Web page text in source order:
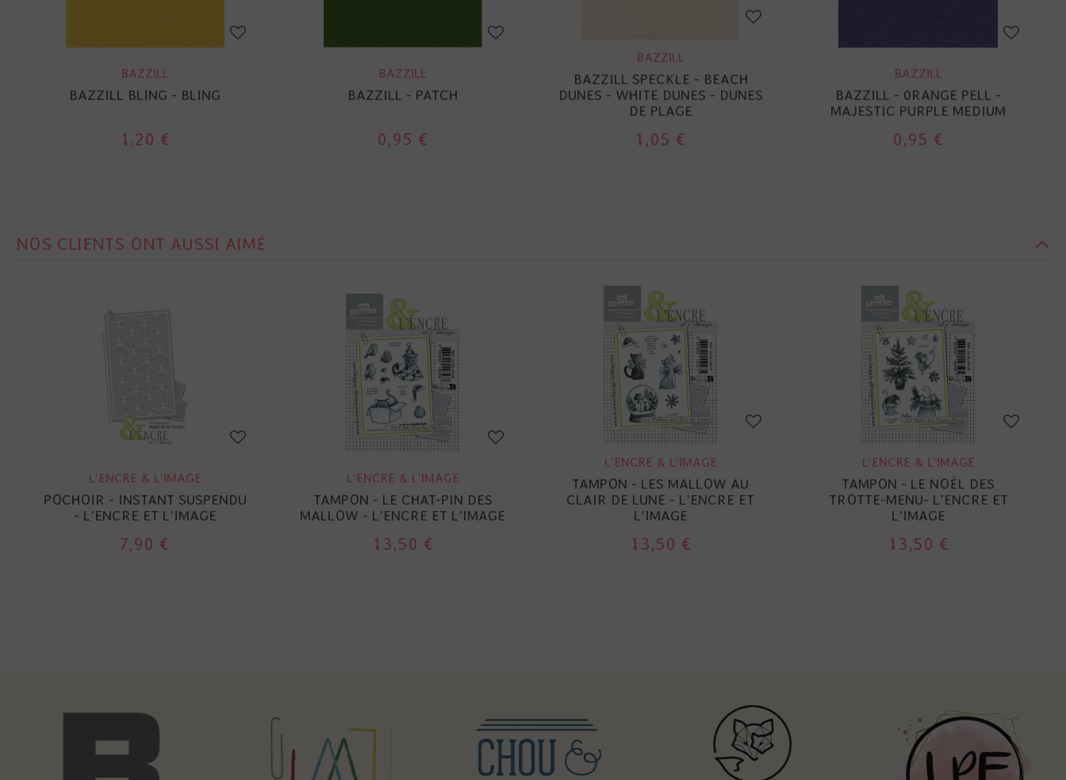
BAZZILL
BAZZILL BLING - BLING
1,20 €
BAZZILL
BAZZILL - PATCH
0,95 €
BAZZILL
BAZZILL SPECKLE - BEACH
DUNES - WHITE DUNES - DUNES
DE PLAGE
1,05 €
BAZZILL
BAZZILL - 0RANGE PELL -
MAJESTIC PURPLE MEDIUM
0,95 €
NOS CLIENTS ONT AUSSI AIMÉ
L'ENCRE & L'IMAGE
POCHOIR - INSTANT SUSPENDU
- L'ENCRE ET L'IMAGE
7,90 €
L'ENCRE & L'IMAGE
TAMPON - LE CHAT-PIN DES
MALLOW - L'ENCRE ET L'IMAGE
13,50 €
L'ENCRE & L'IMAGE
TAMPON - LES MALLOW AU
CLAIR DE LUNE - L'ENCRE ET
L'IMAGE
13,50 €
L'ENCRE & L'IMAGE
TAMPON - LE NOËL DES
TROTTE-MENU- L'ENCRE ET
L'IMAGE
13,50 €